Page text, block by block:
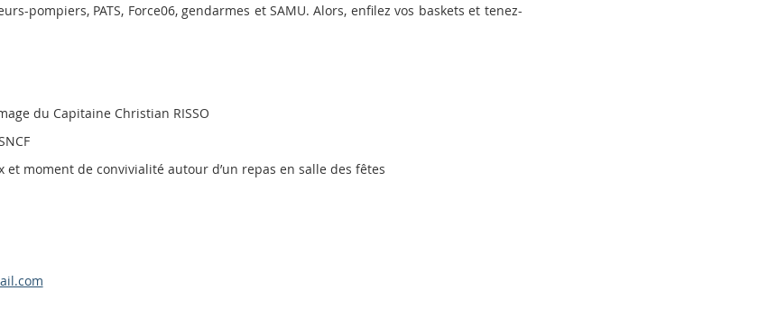
pompiers, PATS, Force06, gendarmes et SAMU. Alors, enfilez vos baskets et tenez-
du Capitaine Christian RISSO
et moment de convivialité autour d’un repas en salle des fêtes